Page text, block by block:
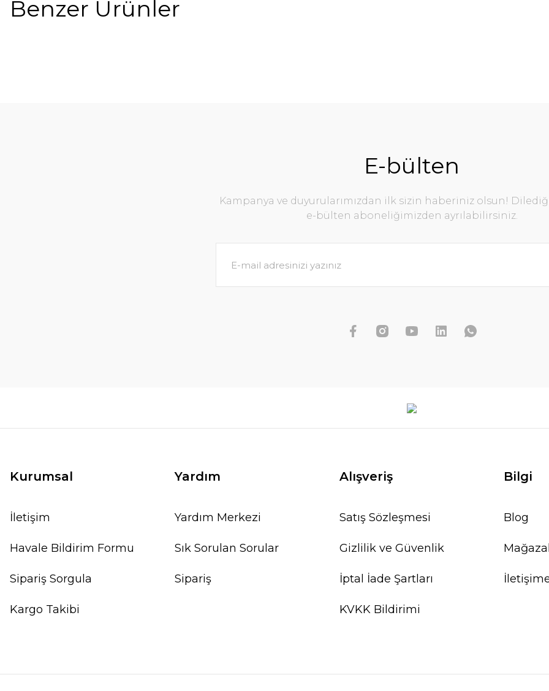
Benzer Ürünler
171,39 TL 162,82 TL
%10 %20
E-bülten
Kampanya ve duyurularımızdan ilk sizin haberiniz olsun!
e-bülten aboneliğimizden ayrılabilirsiniz.
Kurumsal
İletişim
Havale Bildirim Formu
Sipariş Sorgula
Kargo Takibi
Yardım
Yardım Merkezi
Sık Sorulan Sorular
Sipariş
Alışveriş
Satış Sözleşmesi
Gizlilik ve Güvenlik
İptal İade Şartları
KVKK Bildirimi
Bilgi
Blog